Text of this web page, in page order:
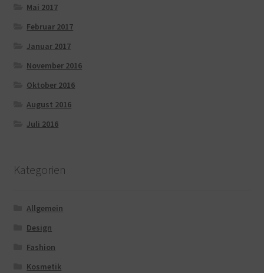
Mai 2017
Februar 2017
Januar 2017
November 2016
Oktober 2016
August 2016
Juli 2016
Kategorien
Allgemein
Design
Fashion
Kosmetik